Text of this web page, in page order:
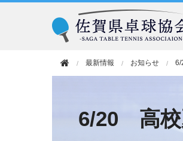
最新情報 お知らせ
6/20 高